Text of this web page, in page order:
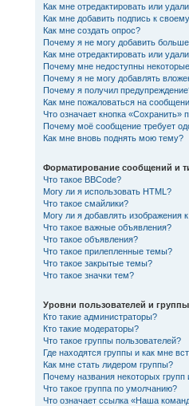
Как мне отредактировать или
Как мне добавить подпись к
Как мне создать опрос?
Почему я не могу добавить больше
Как мне отредактировать или
Почему мне недоступны
Почему я не могу добавлять
Почему я получил
Как мне пожаловаться на
Что означает кнопка «Сохранить»
Почему моё сообщение требует
Как мне вновь поднять мою тему?
Форматирование сообщений и
Что такое BBCode?
Могу ли я использовать HTML?
Что такое смайлики?
Могу ли я добавлять изображения
Что такое важные объявления?
Что такое объявления?
Что такое прилепленные темы?
Что такое закрытые темы?
Что такое значки тем?
Уровни пользователей и группы
Кто такие администраторы?
Кто такие модераторы?
Что такое группы пользователей?
Где находятся группы и как мне
Как мне стать лидером группы?
Почему названия некоторых
Что такое группа по умолчанию?
Что означает ссылка «Наша